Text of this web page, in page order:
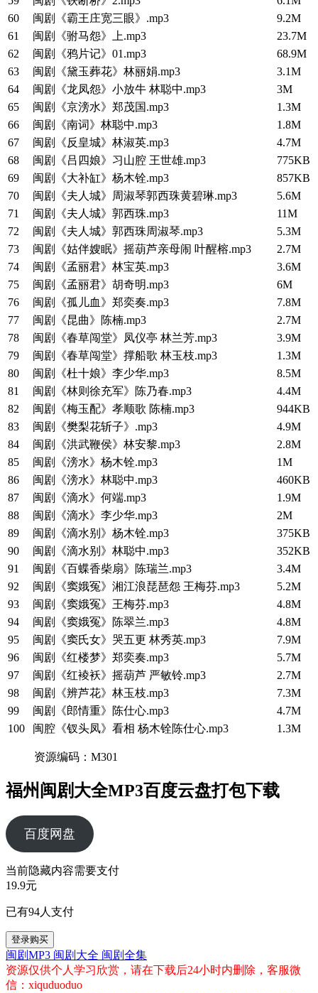
60
闽剧《霸王庄宽三眼》.mp3
9.2M
61
闽剧《驸马怨》上.mp3
23.7M
62
闽剧《鸦片记》01.mp3
68.9M
63
闽剧《黛玉葬花》林丽娟.mp3
3.1M
64
闽剧《龙凤怨》小放牛 林聪中.mp3
3M
65
闽剧《京滂水》郑茂国.mp3
1.3M
66
闽剧《南词》林聪中.mp3
1.8M
67
闽剧《反皇城》林淑英.mp3
4.7M
68
闽剧《吕四娘》习山腔 王世雄.mp3
775KB
69
闽剧《大补缸》杨木铨.mp3
857KB
70
闽剧《夫人城》周淑琴郭西珠黄碧琳.mp3
5.6M
71
闽剧《夫人城》郭西珠.mp3
11M
72
闽剧《夫人城》郭西珠周淑琴.mp3
5.3M
73
闽剧《姑伴嫂眠》摇葫芦亲母闹 叶醒榕.mp3
2.7M
74
闽剧《孟丽君》林宝英.mp3
3.6M
75
闽剧《孟丽君》胡奇明.mp3
6M
76
闽剧《孤儿血》郑奕奏.mp3
7.8M
77
闽剧《昆曲》陈楠.mp3
2.7M
78
闽剧《春草闯堂》凤仪亭 林兰芳.mp3
3.9M
79
闽剧《春草闯堂》撑船歌 林玉枝.mp3
1.3M
80
闽剧《杜十娘》李少华.mp3
8.5M
81
闽剧《林则徐充军》陈乃春.mp3
4.4M
82
闽剧《梅玉配》孝顺歌 陈楠.mp3
944KB
83
闽剧《樊梨花斩子》.mp3
4.9M
84
闽剧《洪武鞭侯》林安黎.mp3
2.8M
85
闽剧《滂水》杨木铨.mp3
1M
86
闽剧《滂水》林聪中.mp3
460KB
87
闽剧《滴水》何端.mp3
1.9M
88
闽剧《滴水》李少华.mp3
2M
89
闽剧《滴水别》杨木铨.mp3
375KB
90
闽剧《滴水别》林聪中.mp3
352KB
91
闽剧《百蝶香柴扇》陈瑞兰.mp3
3.4M
92
闽剧《窦娥冤》湘江浪琵琶怨 王梅芬.mp3
5.2M
93
闽剧《窦娥冤》王梅芬.mp3
4.8M
94
闽剧《窦娥冤》陈翠兰.mp3
4.8M
95
闽剧《窦氏女》哭五更 林秀英.mp3
7.9M
96
闽剧《红楼梦》郑奕奏.mp3
5.7M
97
闽剧《红裬袄》摇葫芦 严敏铃.mp3
2.7M
98
闽剧《辨芦花》林玉枝.mp3
7.3M
99
闽剧《郎情重》陈仕心.mp3
4.7M
100
闽腔《钗头凤》看相 杨木铨陈仕心.mp3 1.3M
资源编码：M301
福州闽剧大全MP3百度云盘打包下载
百度网盘
当前隐藏内容需要支付
19.9元
已有94人支付
登录购买
闽剧MP3 闽剧大全 闽剧全集
资源仅供个人学习欣赏，请在下载后24小时内删除，客服微
信：xiquduoduo